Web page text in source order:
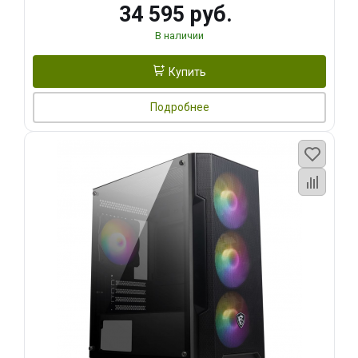
34 595 руб.
В наличии
Купить
Подробнее